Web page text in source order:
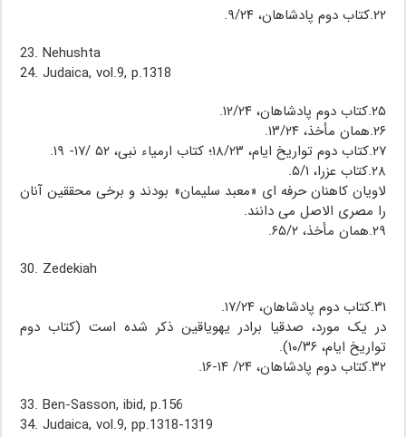
۲۲.کتاب دوم پادشاهان، ۹/۲۴.
23. Nehushta
24. Judaica, vol.9, p.1318
۲۵.کتاب دوم پادشاهان، ۱۲/۲۴.
۲۶.همان مأخذ، ۱۳/۲۴.
۲۷.کتاب دوم تواریخ ایام، ۱۸/۲۳؛ کتاب ارمیاء نبی، ۵۲ /۱۷- ۱۹.
۲۸.کتاب عزرا، ۵/۱.
لاویان کاهنان حرفه ای «معبد سلیمان» بودند و برخی محققین آنان
را مصری الاصل می دانند.
۲۹.همان مأخذ، ۶۵/۲.
30. Zedekiah
۳۱.کتاب دوم پادشاهان، ۱۷/۲۴.
در یک مورد، صدقیا برادر یهویاقین ذکر شده است (کتاب دوم
تواریخ ایام، ۱۰/۳۶).
۳۲.کتاب دوم پادشاهان، ۲۴/ ۱۴-۱۶.
33. Ben-Sasson, ibid, p.156
34. Judaica, vol.9, pp.1318-1319